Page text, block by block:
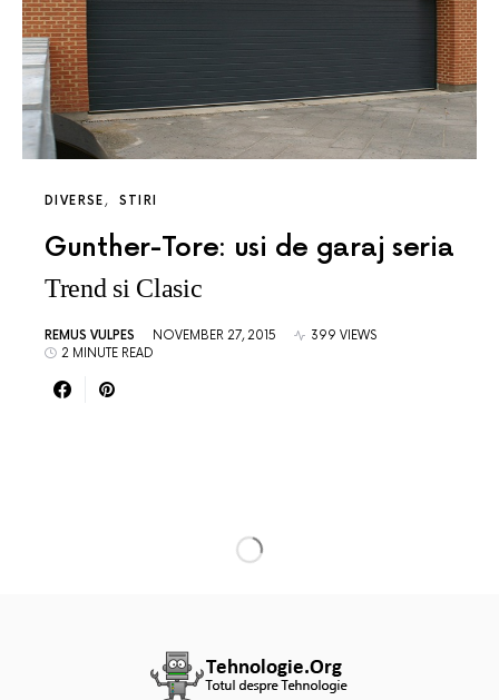
DIVERSE STIRI
Gunther-Tore: usi de garaj seria
Trend si Clasic
REMUS VULPES NOVEMBER 27, 2015
399 VIEWS
2 MINUTE READ